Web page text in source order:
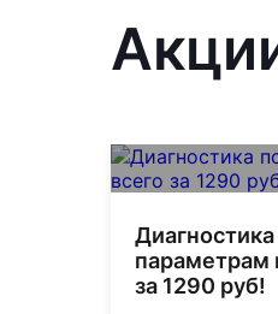
параметрам
за 1290 руб!